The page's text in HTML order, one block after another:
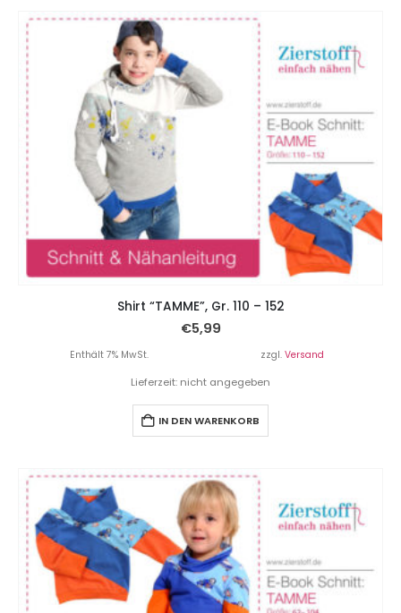
Shirt “TAMME”, Gr. 110 – 152
€5,99
Enthält 7% MwSt. zzgl. Versand
Lieferzeit: nicht angegeben
IN DEN WARENKORB